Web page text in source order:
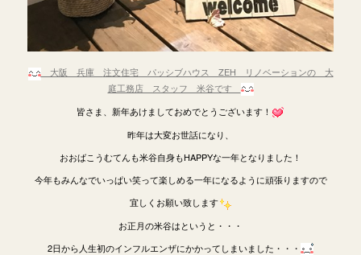
大阪 兵庫 注文住宅 パッシブハウス ZEH リノベーションの 大
庭工務店 スタッフ 米谷です
皆さま、新年あけましておめでとうございます！
昨年は大変お世話になり、
おおばこうむてんも米谷自身もHAPPYな一年となりました！
今年もみんなでいっぱい笑って楽しめる一年になるように頑張りますので
宜しくお願い致します
お正月の米谷はというと・・・
2日から人生初のインフルエンザにかかってしまいました・・・